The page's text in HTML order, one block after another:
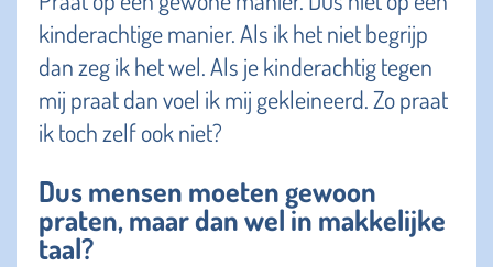
kinderachtige manier. Als ik het niet begrijp
dan zeg ik het wel. Als je kinderachtig tegen
mij praat dan voel ik mij gekleineerd. Zo praat
ik toch zelf ook niet?
Dus mensen moeten gewoon
praten, maar dan wel in makkelijke
taal?